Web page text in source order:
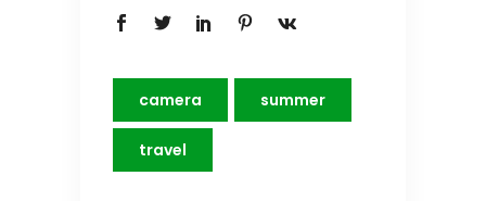
camera summer
travel